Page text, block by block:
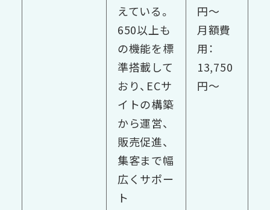
えている。
650以上も
の機能を標
準搭載して
おり、ECサ
イトの構築
から運営、
販売促進、
集客まで幅
広くサポー
ト
円〜
月額費
用：
13,750
円〜